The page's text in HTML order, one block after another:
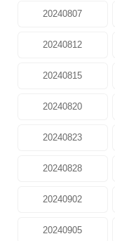
20240807
20240812
20240815
20240820
20240823
20240828
20240902
20240905